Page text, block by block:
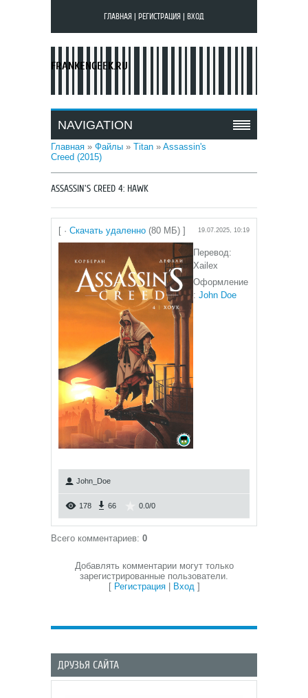
ГЛАВНАЯ РЕГИСТРАЦИЯ ВХОД
FRANKENGEEK.RU
NAVIGATION
Главная » Файлы » Titan » Assassin's
Creed (2015)
ASSASSIN'S CREED 4: HAWK
[ · Скачать удаленно (80 МБ) ] 19.07.2025, 10:19
Перевод:
Xailex
Оформление
: John Doe
John_Doe
178 66 0.0/0
Всего комментариев: 0
Добавлять комментарии могут только
зарегистрированные пользователи.
[ Регистрация| Вход]
ДРУЗЬЯ САЙТА